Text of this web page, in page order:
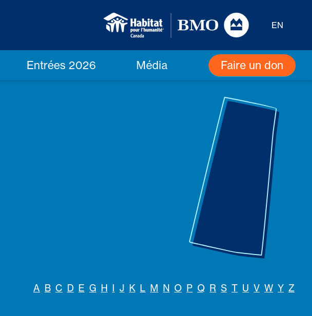
EN
Entrées 2026 Média Faire un don
A B C D E G H I J K L M N O P Q R S T U V W Y Z